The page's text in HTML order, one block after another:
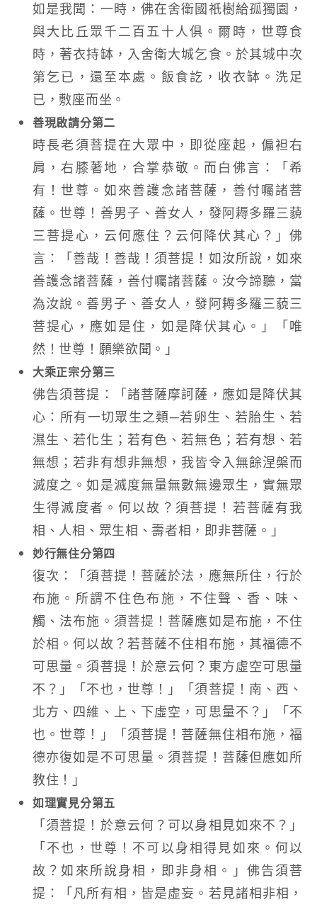
如是我聞：一時，佛在舍衛國祇樹給孤獨園，
與大比丘眾千二百五十人俱。爾時，世尊食
時，著衣持缽，入舍衛大城乞食。於其城中次
第乞已，還至本處。飯食訖，收衣缽。洗足
已，敷座而坐。
善現啟請分第二
時長老須菩提在大眾中，即從座起，偏袒右
肩，右膝著地，合掌恭敬。而白佛言：「希
有！世尊。如來善護念諸菩薩，善付囑諸菩
薩。世尊！善男子、善女人，發阿耨多羅三藐
三菩提心，云何應住？云何降伏其心？」佛
言：「善哉！善哉！須菩提！如汝所說，如來
善護念諸菩薩，善付囑諸菩薩。汝今諦聽，當
為汝說。善男子、善女人，發阿耨多羅三藐三
菩提心，應如是住，如是降伏其心。」「唯
然！世尊！願樂欲聞。」
大乘正宗分第三
佛告須菩提：「諸菩薩摩訶薩，應如是降伏其
心：所有一切眾生之類─若卵生、若胎生、若
濕生、若化生；若有色、若無色；若有想、若
無想；若非有想非無想，我皆令入無餘涅槃而
滅度之。如是滅度無量無數無邊眾生，實無眾
生得滅度者。何以故？須菩提！若菩薩有我
相、人相、眾生相、壽者相，即非菩薩。」
妙行無住分第四
復次：「須菩提！菩薩於法，應無所住，行於
布施。所謂不住色布施，不住聲、香、味、
觸、法布施。須菩提！菩薩應如是布施，不住
於相。何以故？若菩薩不住相布施，其福德不
可思量。須菩提！於意云何？東方虛空可思量
不？」「不也，世尊！」「須菩提！南、西、
北方、四維、上、下虛空，可思量不？」「不
也。世尊！」「須菩提！菩薩無住相布施，福
德亦復如是不可思量。須菩提！菩薩但應如所
教住！」
如理實見分第五
「須菩提！於意云何？可以身相見如來不？」
「不也，世尊！不可以身相得見如來。何以
故？如來所說身相，即非身相。」佛告須菩
提：「凡所有相，皆是虛妄。若見諸相非相，